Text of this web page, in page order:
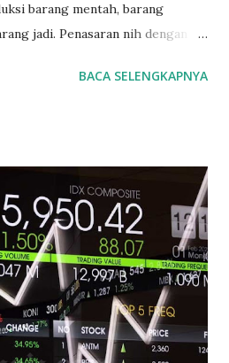
barang mentah, barang
jadi. Penasaran nih dengan
Bursa Efek
dari Sektor Industri Dasar dan
dan Kimia terdiri lagi dari 8
Semen Indocement Tunggal
Baturaja (Persero) Tbk (SMBR)
(SMCB) Semen Indonesia
Beton Precast Tbk (WSBP)
b. Sub Sektor Keramik
Flat Glass Tbk (AMFG) Arwana
BACA SELENGKAPNYA